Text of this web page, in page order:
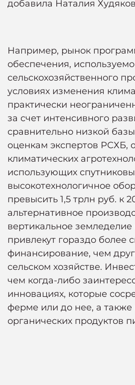
добавила Наталия
Например, рынок
обеспечения,
сельскохозяйственного
условиях изменения
практически
за счет интенсивного
сравнительно низкой
оценкам экспертов РСХБ,
климатических
использующих
высокотехнологичное
превысить 1,5 трлн руб. к
альтернативное
вертикальное земледелие
привлекут гораздо более
финансирование, чем
сельском хозяйстве.
чем когда-либо
инновациях, которые
ферме или до нее, а также
органических продуктов